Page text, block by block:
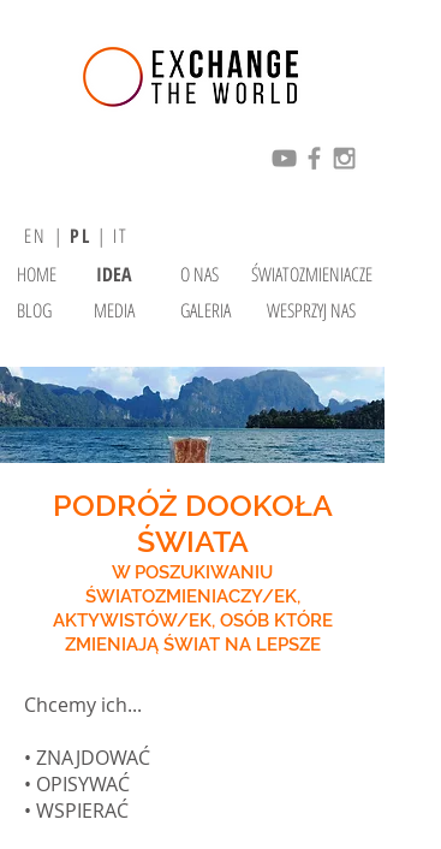
EN | PL | IT
HOME
IDEA
BLOG
MEDIA
O NAS
ŚWIATOZMIENIACZE
GALERIA
WESPRZYJ NAS
PODRÓŻ DOOKOŁA
ŚWIATA
W POSZUKIWANIU
ŚWIATOZMIENIACZY/EK,
AKTYWISTÓW/EK, OSÓB KTÓRE
ZMIENIAJĄ ŚWIAT NA LEPSZE
Chcemy ich...
• ZNAJDOWAĆ
• OPISYWAĆ
• WSPIERAĆ